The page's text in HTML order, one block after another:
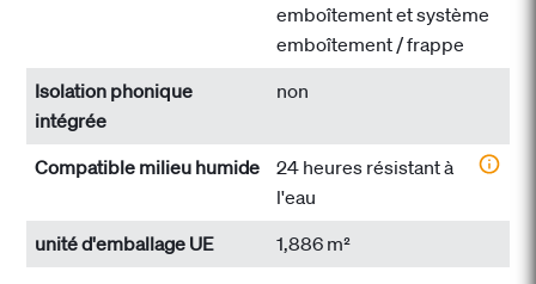
emboîtement et système
emboîtement / frappe
Isolation phonique
intégrée
non
Compatible milieu humide
24 heures résistant à
l'eau
unité d'emballage UE
1,886 m²